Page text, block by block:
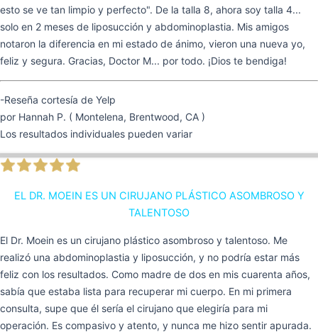
esto se ve tan limpio y perfecto". De la talla 8, ahora soy talla 4...
solo en 2 meses de liposucción y abdominoplastia. Mis amigos
notaron la diferencia en mi estado de ánimo, vieron una nueva yo,
feliz y segura. Gracias, Doctor M... por todo. ¡Dios te bendiga!
-Reseña cortesía de Yelp
por Hannah P. ( Montelena, Brentwood, CA )
Los resultados individuales pueden variar
EL DR. MOEIN ES UN CIRUJANO PLÁSTICO ASOMBROSO Y
TALENTOSO
El Dr. Moein es un cirujano plástico asombroso y talentoso. Me
realizó una abdominoplastia y liposucción, y no podría estar más
feliz con los resultados. Como madre de dos en mis cuarenta años,
sabía que estaba lista para recuperar mi cuerpo. En mi primera
consulta, supe que él sería el cirujano que elegiría para mi
operación. Es compasivo y atento, y nunca me hizo sentir apurada.